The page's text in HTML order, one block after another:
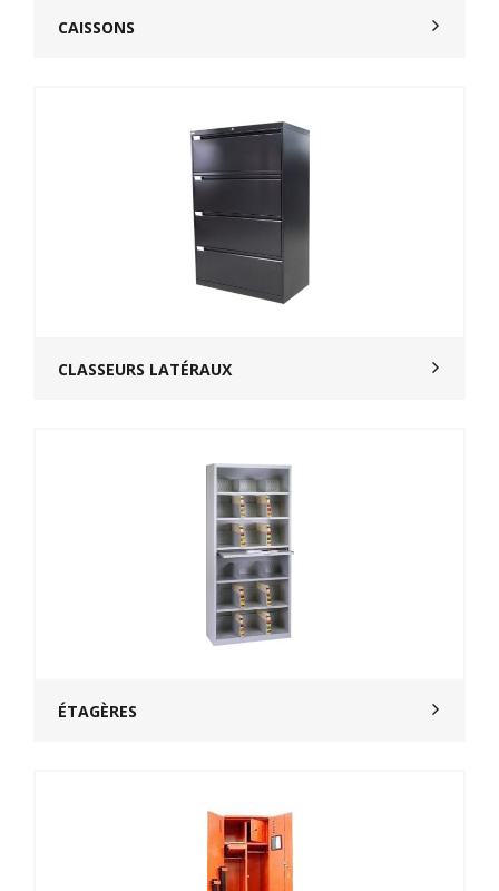
CAISSONS
CLASSEURS LATÉRAUX
ÉTAGÈRES